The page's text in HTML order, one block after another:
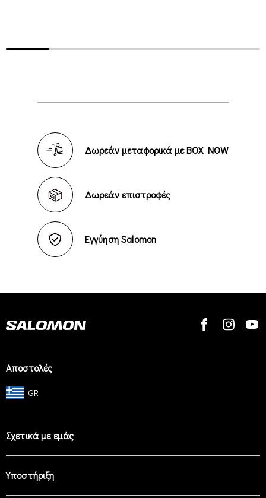
Δωρεάν μεταφορικά με BOX NOW
Δωρεάν επιστροφές
Εγγύηση Salomon
Αποστολές
GR
Σχετικά με εμάς
Υποστήριξη